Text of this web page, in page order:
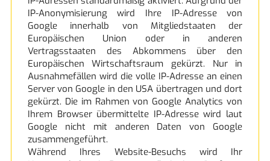
IP-Anonymisierung wird Ihre IP-Adresse von
Google innerhalb von Mitgliedstaaten der
Europäischen Union oder in anderen
Vertragsstaaten des Abkommens über den
Europäischen Wirtschaftsraum gekürzt. Nur in
Ausnahmefällen wird die volle IP-Adresse an einen
Server von Google in den USA übertragen und dort
gekürzt. Die im Rahmen von Google Analytics von
Ihrem Browser übermittelte IP-Adresse wird laut
Google nicht mit anderen Daten von Google
zusammengeführt.
Während Ihres Website-Besuchs wird Ihr